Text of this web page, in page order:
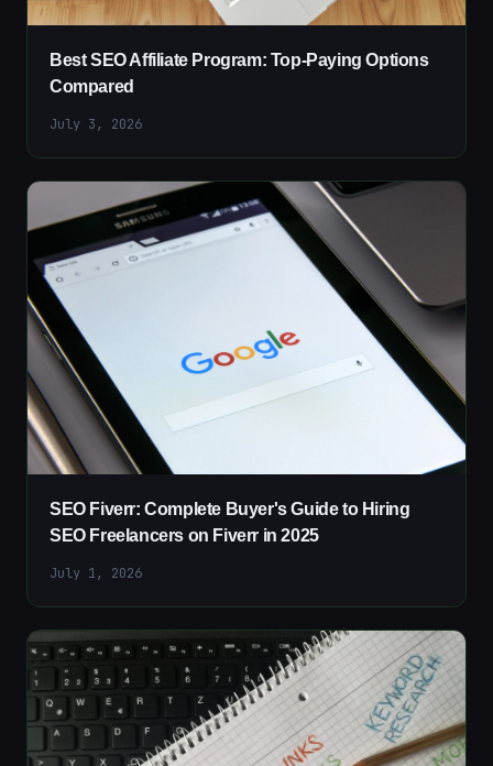
Best SEO Affiliate Program: Top-Paying Options
Compared
July 3, 2026
SEO Fiverr: Complete Buyer's Guide to Hiring
SEO Freelancers on Fiverr in 2025
July 1, 2026